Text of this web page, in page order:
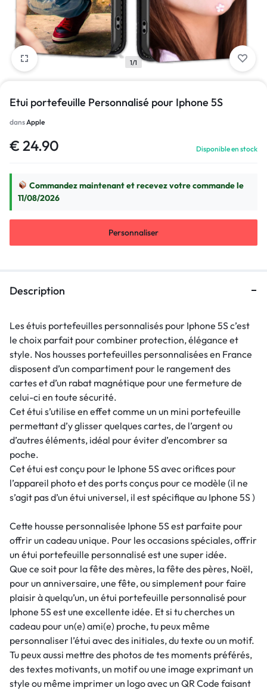
1/1
Etui portefeuille Personnalisé pour Iphone 5S
dansApple
€ 24.90 Disponible en stock
Commandez maintenant et recevez votre commande le
11/08/2026
Personnaliser
Description
Les étuis portefeuilles personnalisés pour Iphone 5S c’est
le choix parfait pour combiner protection, élégance et
style. Nos housses portefeuilles personnalisées en France
disposent d’un compartiment pour le rangement des
cartes et d’un rabat magnétique pour une fermeture de
celui-ci en toute sécurité.
Cet étui s’utilise en effet comme un un mini portefeuille
permettant d’y glisser quelques cartes, de l’argent ou
d’autres éléments, idéal pour éviter d’encombrer sa
poche.
Cet étui est conçu pour le Iphone 5S avec orifices pour
l’appareil photo et des ports conçus pour ce modèle (il ne
s’agit pas d’un étui universel, il est spécifique au Iphone 5S )
Cette housse personnalisée Iphone 5S est parfaite pour
offrir un cadeau unique. Pour les occasions spéciales, offrir
un étui portefeuille personnalisé est une super idée.
Que ce soit pour la fête des mères, la fête des pères, Noël,
pour un anniversaire, une fête, ou simplement pour faire
plaisir à quelqu’un, un étui portefeuille personnalisé pour
Iphone 5S est une excellente idée. Et si tu cherches un
cadeau pour un(e) ami(e) proche, tu peux même
personnaliser l’étui avec des initiales, du texte ou un motif.
Tu peux aussi mettre des photos de tes moments préférés,
des textes motivants, un motif ou une image exprimant un
style ou même imprimer un logo avec un QR Code faisant